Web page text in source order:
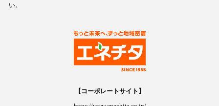
い。
【コーポレートサイト】